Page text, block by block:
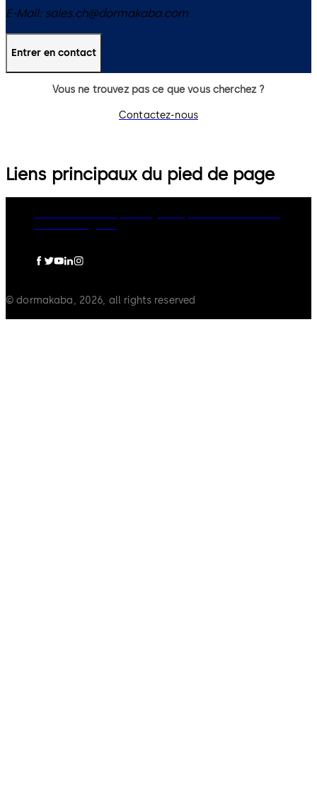
E-Mail: sales.ch@dormakaba.com
Entrer en contact
Vous ne trouvez pas ce que vous cherchez ?
Contactez-nous
Liens principaux du pied de page
© dormakaba, 2026, all rights reserved